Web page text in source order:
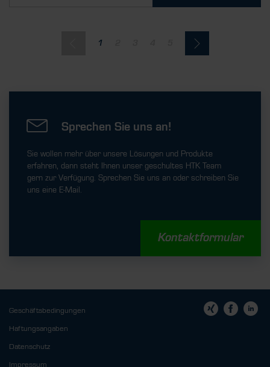
1
Sprechen Sie uns an!
Sie wollen mehr über unsere Lösungen und Produkte
erfahren, dann steht Ihnen unser geschultes HTK Team
gern zur Verfügung. Sprechen Sie uns an oder schreiben Sie
uns eine E-Mail.
Kontaktformular
Geschäftsbedingungen
Haftungsangaben
Datenschutz
Impressum